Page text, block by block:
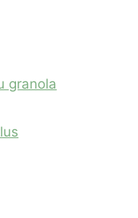
granola